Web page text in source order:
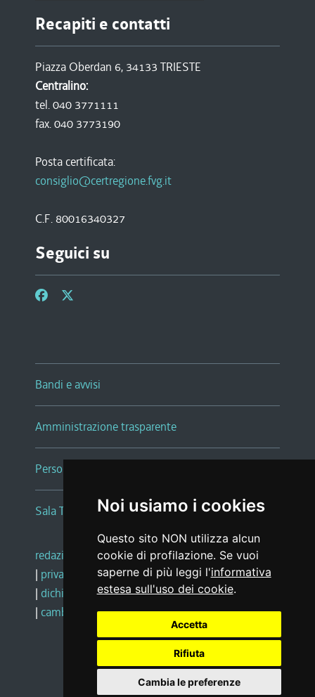
Noi usiamo i cookies
Questo sito NON utilizza alcun
cookie di profilazione. Se vuoi
saperne di più leggi l'informativa
estesa sull'uso dei cookie.
Accetta
Rifiuta
Cambia le preferenze
Recapiti e contatti
Piazza Oberdan 6, 34133 TRIESTE
Centralino:
tel. 040 3771111
fax. 040 3773190
Posta certificata:
consiglio@certregione.fvg.it
C.F. 80016340327
Seguici su
Bandi e avvisi
Amministrazione trasparente
Persone e Uffici
Sala Tiziano Tessitori
redazione web |note legali |glossario
| privacy
social media policy
| dichiarazione di accessibilità |feedback
| cambio preferenze cookie
Realizzato da